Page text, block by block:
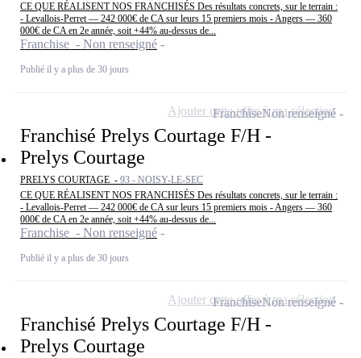
CE QUE RÉALISENT NOS FRANCHISÉS Des résultats concrets, sur le terrain :
- Levallois-Perret — 242 000€ de CA sur leurs 15 premiers mois - Angers — 360
000€ de CA en 2e année, soit +44% au-dessus de...
Franchise - Non renseigné
Publié il y a plus de 30 jours
Franchisé Prelys Courtage F/H -
Prelys Courtage
PRELYS COURTAGE - 93 - NOISY-LE-SEC
CE QUE RÉALISENT NOS FRANCHISÉS Des résultats concrets, sur le terrain :
- Levallois-Perret — 242 000€ de CA sur leurs 15 premiers mois - Angers — 360
000€ de CA en 2e année, soit +44% au-dessus de...
Franchise - Non renseigné
Publié il y a plus de 30 jours
FranchiseNon renseigné
Ajouter cette offre à ma sélection
Franchisé Prelys Courtage F/H -
Prelys Courtage
FranchiseNon renseigné
Ajouter cette offre à ma sélection